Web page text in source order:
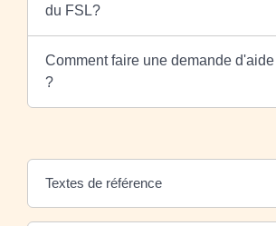
du FSL?
Comment faire une demande
?
Textes de référence